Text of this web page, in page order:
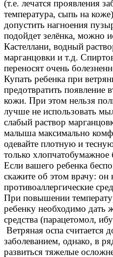
(т.е. лечатся проявления
температура, сыпь на
допустить нагноения
подойдет зелёнка, можно
Кастеллани, водный
марганцовки и т.д.
переносят очень
Купать ребенка при
предотвратить появление
кожи. При этом нельзя
лучше не использовать
слабый раствор
малыша максимально
одевайте плотную и
только хлопчатобумажное
Если вашего ребенка
скажите об этом врачу: он
противоаллергические
При повышении
ребенку необходимо
средства (парацетомол,
Ветряная оспа считается
заболеванием, однако, в
развиться тяжелые